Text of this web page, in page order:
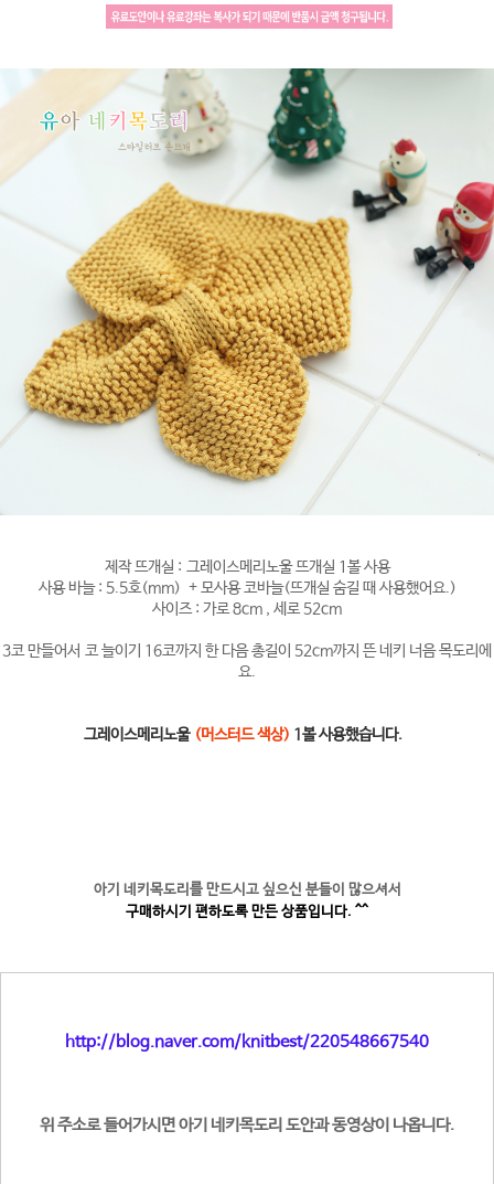
제작 뜨개실 : 그레이스메리노울 뜨개실 1볼 사용
사용 바늘 : 5.5호(mm) + 모사용 코바늘(뜨개실 숨길 때 사용했어요.)
사이즈 : 가로 8cm , 세로 52cm
3코 만들어서 코 늘이기 16코까지 한 다음 총길이 52cm까지 뜬 네키 너음 목도리에
요.
그레이스메리노울 (머스터드 색상) 1볼 사용했습니다.
아기 네키목도리를 만드시고 싶으신 분들이 많으셔서
구매하시기 편하도록 만든 상품입니다. ^^
http://blog.naver.com/knitbest/220548667540
위 주소로 들어가시면 아기 네키목도리 도안과 동영상이 나옵니다.